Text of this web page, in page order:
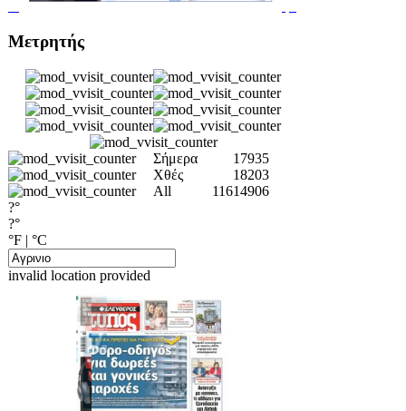
Μετρητής
Σήμερα
17935
Χθές
18203
All
11614906
?°
?°
°F | °C
invalid location provided